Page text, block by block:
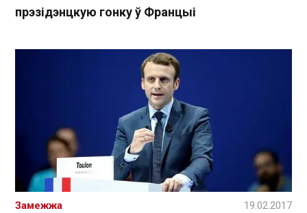
прэзідэнцкую гонку ў Францыі
Замежжа 19.02.2017